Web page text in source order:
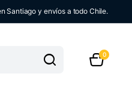
Santiago y envíos a todo Chile.
0